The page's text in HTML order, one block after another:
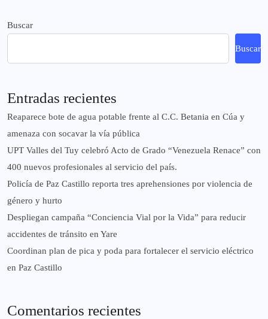
Buscar
Buscar
Entradas recientes
Reaparece bote de agua potable frente al C.C. Betania en Cúa y
amenaza con socavar la vía pública
UPT Valles del Tuy celebró Acto de Grado “Venezuela Renace” con
400 nuevos profesionales al servicio del país.
‎Policía de Paz Castillo reporta tres aprehensiones por violencia de
género y hurto
‎Despliegan campaña “Conciencia Vial por la Vida” para reducir
accidentes de tránsito en Yare
Coordinan plan de pica y poda para fortalecer el servicio eléctrico
en Paz Castillo
Comentarios recientes